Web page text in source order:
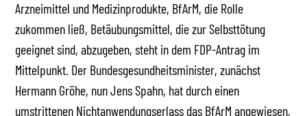
Arzneimittel und Medizinprodukte, BfArM, die Rolle
zukommen ließ, Betäubungsmittel, die zur Selbsttötung
geeignet sind, abzugeben, steht in dem FDP-Antrag im
Mittelpunkt. Der Bundesgesundheitsminister, zunächst
Hermann Gröhe, nun Jens Spahn, hat durch einen
umstrittenen Nichtanwendungserlass das BfArM angewiesen,